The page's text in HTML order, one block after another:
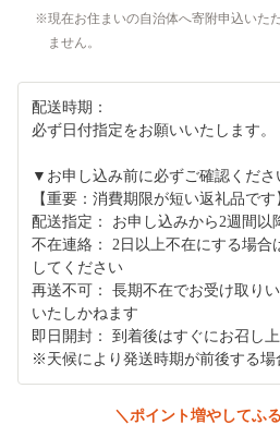
現在お住まいの自治体へ寄附申込いた
ません。
配送時期：
必ず日付指定をお願いいたします。
▼お申し込み前に必ずご確認くださ
【重要：消費期限が短い返礼品です
配送指定： お申し込みから2週間以
不在連絡： 2日以上不在にする場合
してください
再送不可： 長期不在でお受け取り
いたしかねます
即日開封： 到着後はすぐにお召し
※天候により発送時期が前後する場
＼ポイント増やしてふ